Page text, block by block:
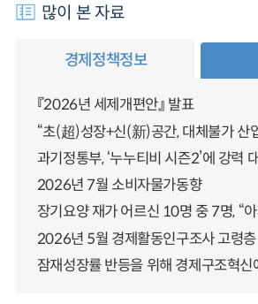
많이 본 자료
경제정책정보
『2026년 세제개편안』 발표
“초(超)성장+신(新)공간, 대체불가 산
과기정통부, ‘누누티비 시즌2’에 강력
2026년 7월 소비자물가동향
2026년 5월 경제활동인구조사 고령